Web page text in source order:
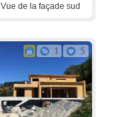
Vue de la façade sud
1 5